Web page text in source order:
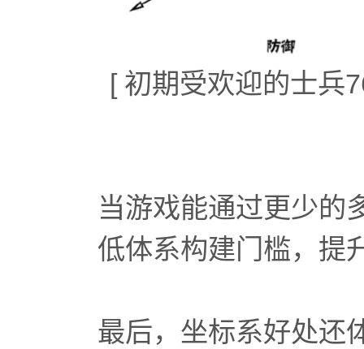
[ 初期受欢迎的士兵
当游戏能通过更少的
低体系构建门槛，提
最后，坐标系好处还